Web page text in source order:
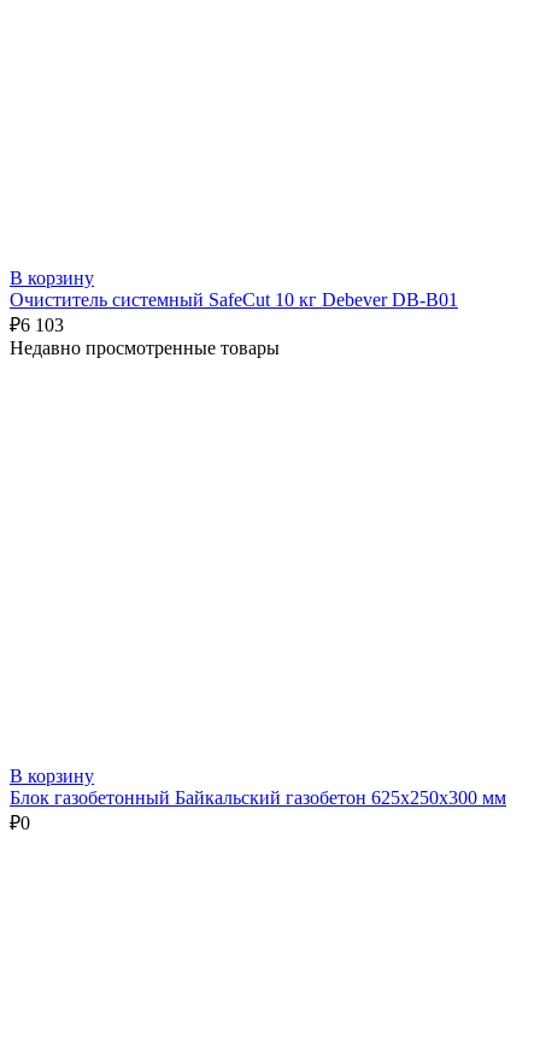
В корзину
Очиститель системный SafeCut 10 кг Debever DB-B01
₽6 103
Недавно просмотренные товары
В корзину
Блок газобетонный Байкальский газобетон 625х250х300 мм
₽0